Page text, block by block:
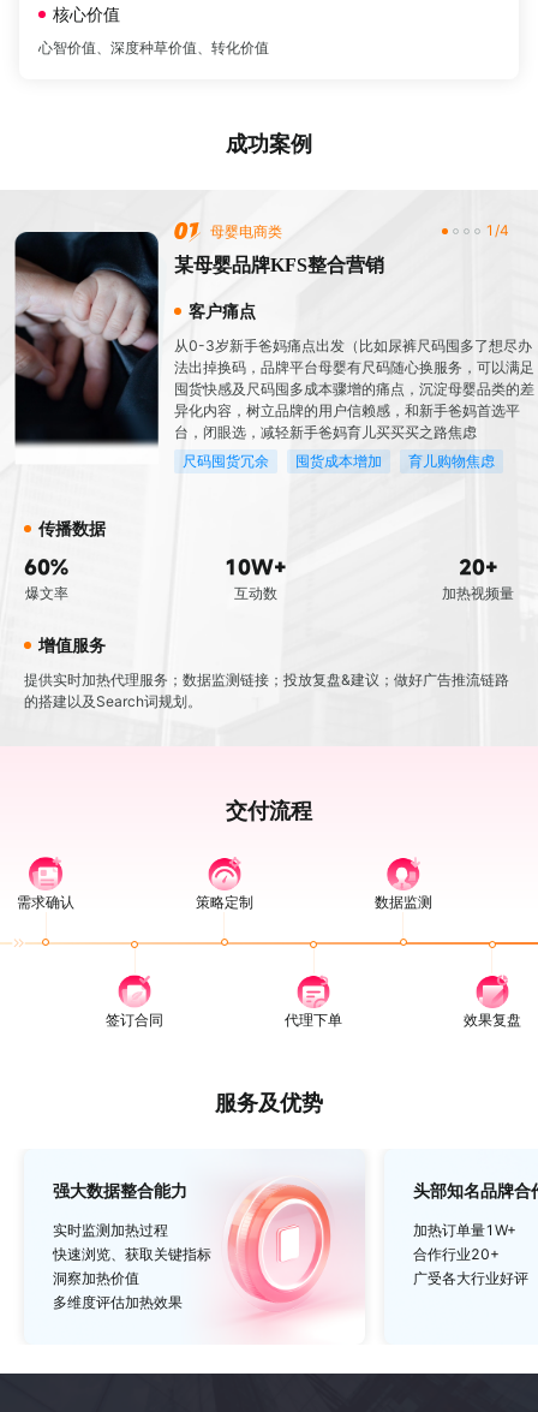
核心价值
心智价值、深度种草价值、转化价值
成功案例
母婴电商类
某母婴品牌KFS整合营销
客户痛点
从0-3岁新手爸妈痛点出发（比如尿裤尺码囤多了想尽办
法出掉换码，品牌平台母婴有尺码随心换服务，可以满足
囤货快感及尺码囤多成本骤增的痛点，沉淀母婴品类的差
异化内容，树立品牌的用户信赖感，和新手爸妈首选平
台，闭眼选，减轻新手爸妈育儿买买买之路焦虑
尺码囤货冗余
囤货成本增加 育儿购物焦虑
传播数据
60%
爆文率
10W+
互动数
20+
加热视频量
增值服务
提供实时加热代理服务；数据监测链接；投放复盘&建议；做好广告推流链路
的搭建以及Search词规划。
1/4
交付流程
需求确认
签订合同
策略定制
代理下单
数据监测
效果复盘
服务及优势
强大数据整合能力
实时监测加热过程
快速浏览、获取关键指标
洞察加热价值
多维度评估加热效果
头部知名品牌合
加热订单量1W+
合作行业20+
广受各大行业好评